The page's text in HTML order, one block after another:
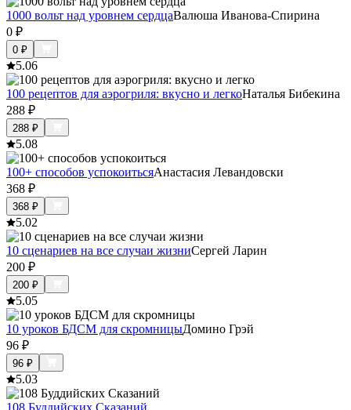
1000 вольт над уровнем сердцаВалюша Иванова-Спирина
0 ₽
0 ₽
5.06
100 рецептов для аэрогриля: вкусно и легкоНаталья Бибекина
288 ₽
288 ₽
5.08
100+ способов успокоитьсяАнастасия Левандовски
368 ₽
368 ₽
5.02
10 сценариев на все случаи жизниСергей Ларин
200 ₽
200 ₽
5.05
10 уроков БДСМ для скромницыДомино Грэй
96 ₽
96 ₽
5.03
108 Буддийских Сказаний